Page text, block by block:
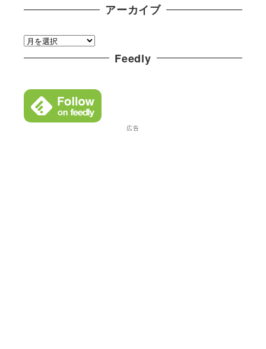
テ
リ
ー
アーカイブ
ア
ー
イ
ブ
Feedly
広告